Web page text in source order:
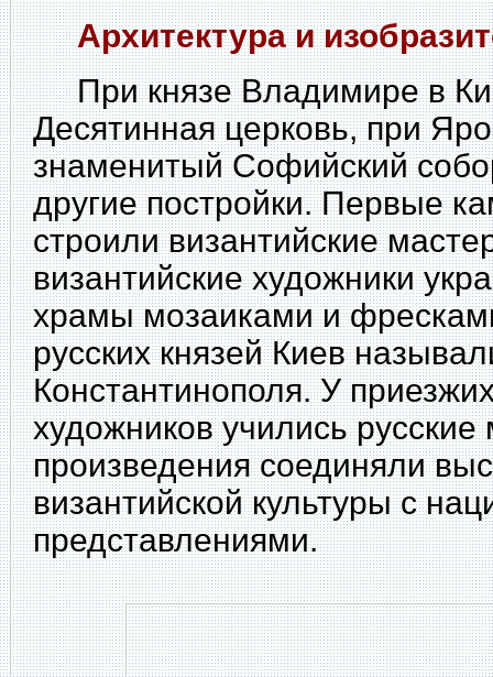
Архитектура и
При князе Владимире в
Десятинная церковь, при
знаменитый Софийский
другие постройки. Первые
строили византийские
византийские художники
храмы мозаиками и
русских князей Киев
Константинополя. У
художников учились
произведения соединяли
византийской культуры с
представлениями.